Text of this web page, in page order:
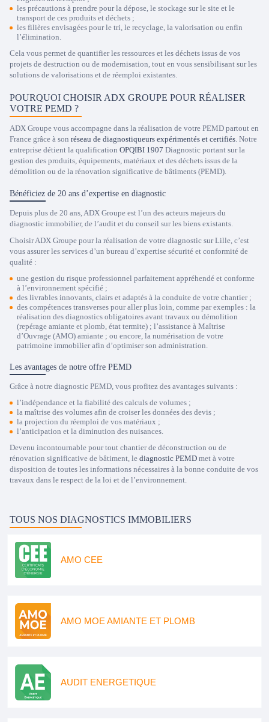
les précautions à prendre pour la dépose, le stockage sur le site et le
transport de ces produits et déchets ;
les filières envisagées pour le tri, le recyclage, la valorisation ou enfin
l’élimination.
Cela vous permet de quantifier les ressources et les déchets issus de vos
projets de destruction ou de modernisation, tout en vous sensibilisant sur les
solutions de valorisations et de réemploi existantes.
POURQUOI CHOISIR ADX GROUPE POUR RÉALISER
VOTRE PEMD ?
ADX Groupe vous accompagne dans la réalisation de votre PEMD partout en
France grâce à son réseau de diagnostiqueurs expérimentés et certifiés . Notre
entreprise détient la qualification OPQIBI 1907 Diagnostic portant sur la
gestion des produits, équipements, matériaux et des déchets issus de la
démolition ou de la rénovation significative de bâtiments (PEMD).
Bénéficiez de 20 ans d’expertise en diagnostic
Depuis plus de 20 ans, ADX Groupe est l’un des acteurs majeurs du
diagnostic immobilier, de l’audit et du conseil sur les biens existants.
Choisir ADX Groupe pour la réalisation de votre diagnostic sur Lille, c’est
vous assurer les services d’un bureau d’expertise sécurité et conformité de
qualité :
une gestion du risque professionnel parfaitement appréhendé et conforme
à l’environnement spécifié ;
des livrables innovants, clairs et adaptés à la conduite de votre chantier ;
des compétences transverses pour aller plus loin, comme par exemples : la
réalisation des diagnostics obligatoires avant travaux ou démolition
(repérage amiante et plomb, état termite) ; l’assistance à Maîtrise
d’Ouvrage (AMO) amiante ; ou encore, la numérisation de votre
patrimoine immobilier afin d’optimiser son administration.
Les avantages de notre offre PEMD
Grâce à notre diagnostic PEMD, vous profitez des avantages suivants :
l’indépendance et la fiabilité des calculs de volumes ;
la maîtrise des volumes afin de croiser les données des devis ;
la projection du réemploi de vos matériaux ;
l’anticipation et la diminution des nuisances.
Devenu incontournable pour tout chantier de déconstruction ou de
rénovation significative de bâtiment, le diagnostic PEMD met à votre
disposition de toutes les informations nécessaires à la bonne conduite de vos
travaux dans le respect de la loi et de l’environnement.
TOUS NOS DIAGNOSTICS IMMOBILIERS
AMO CEE
AMO MOE AMIANTE ET PLOMB
AUDIT ENERGETIQUE